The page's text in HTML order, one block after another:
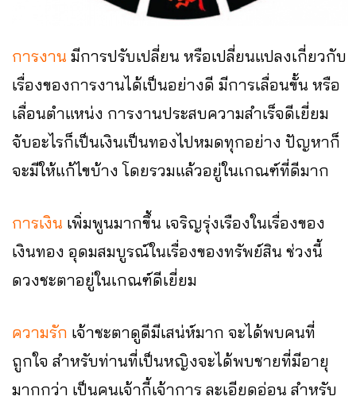
การงาน มีการปรับเปลี่ยน หรือเปลี่ยนแปลงเกี่ยวกับ
เรื่องของการงานได้เป็นอย่างดี มีการเลื่อนขั้น หรือ
เลื่อนตำแหน่ง การงานประสบความสำเร็จดีเยี่ยม
จับอะไรก็เป็นเงินเป็นทองไปหมดทุกอย่าง ปัญหาก็
จะมีให้แก้ไขบ้าง โดยรวมแล้วอยู่ในเกณฑ์ที่ดีมาก
การเงิน เพิ่มพูนมากขึ้น เจริญรุ่งเรืองในเรื่องของ
เงินทอง อุดมสมบูรณ์ในเรื่องของทรัพย์สิน ช่วงนี้
ดวงชะตาอยู่ในเกณฑ์ดีเยี่ยม
ความรัก เจ้าชะตาดูดีมีเสน่ห์มาก จะได้พบคนที่
ถูกใจ สำหรับท่านที่เป็นหญิงจะได้พบชายที่มีอายุ
มากกว่า เป็นคนเจ้ากี้เจ้าการ ละเอียดอ่อน สำหรับ